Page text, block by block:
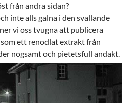
från andra sidan?
inte alls galna i den svallande
vi oss tvugna att publicera
ett renodlat extrakt från
nogsamt och pietetsfull andakt.